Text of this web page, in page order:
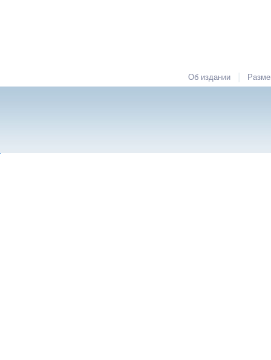
Об издании |